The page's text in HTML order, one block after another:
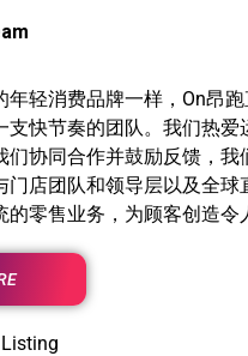
年轻消费品牌一样，On昂
支快节奏的团队。我们热爱
们协同合作并鼓励反馈，我
门店团队和领导层以及全球
的零售业务，为顾客创造令